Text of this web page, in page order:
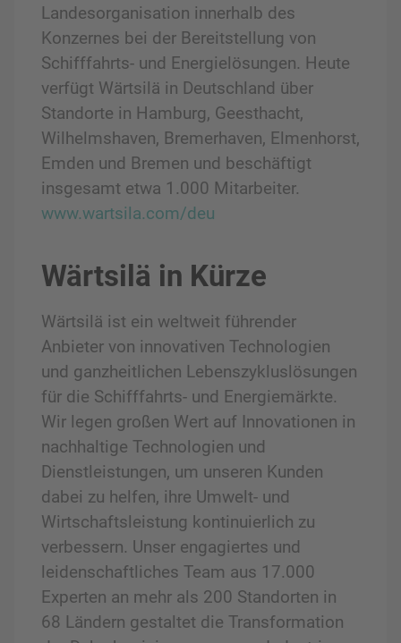
Landesorganisation innerhalb des
Konzernes bei der Bereitstellung von
Schifffahrts- und Energielösungen. Heute
verfügt Wärtsilä in Deutschland über
Standorte in Hamburg, Geesthacht,
Wilhelmshaven, Bremerhaven, Elmenhorst,
Emden und Bremen und beschäftigt
insgesamt etwa 1.000 Mitarbeiter.
www.wartsila.com/deu
Wärtsilä in Kürze
Wärtsilä ist ein weltweit führender
Anbieter von innovativen Technologien
und ganzheitlichen Lebenszykluslösungen
für die Schifffahrts- und Energiemärkte.
Wir legen großen Wert auf Innovationen in
nachhaltige Technologien und
Dienstleistungen, um unseren Kunden
dabei zu helfen, ihre Umwelt- und
Wirtschaftsleistung kontinuierlich zu
verbessern. Unser engagiertes und
leidenschaftliches Team aus 17.000
Experten an mehr als 200 Standorten in
68 Ländern gestaltet die Transformation